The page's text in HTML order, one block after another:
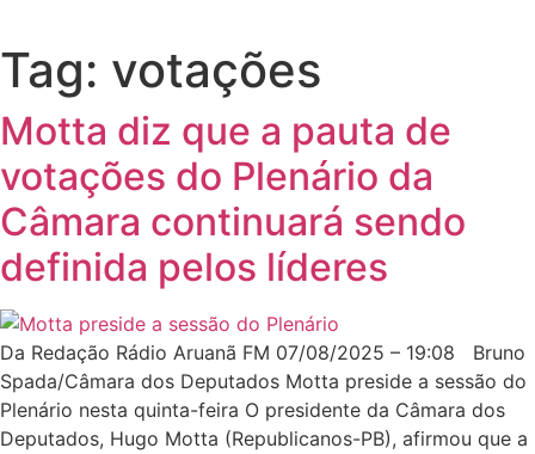
Tag: votações
Motta diz que a pauta de
votações do Plenário da
Câmara continuará sendo
definida pelos líderes
Da Redação Rádio Aruanã FM 07/08/2025 – 19:08 Bruno
Spada/Câmara dos Deputados Motta preside a sessão do
Plenário nesta quinta-feira O presidente da Câmara dos
Deputados, Hugo Motta (Republicanos-PB), afirmou que a